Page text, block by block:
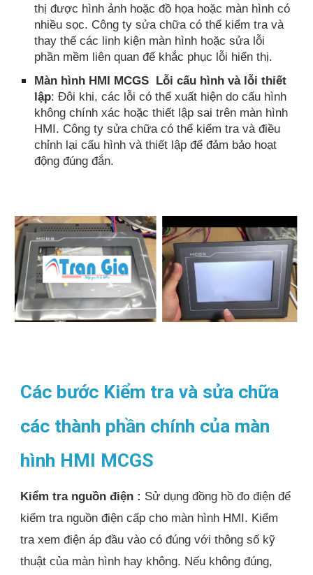
thị được hình ảnh hoặc đồ họa hoặc màn hình có
nhiều sọc. Công ty sửa chữa có thể kiểm tra và
thay thế các linh kiện màn hình hoặc sửa lỗi
phần mềm liên quan để khắc phục lỗi hiển thị.
Màn hình HMI MCGS Lỗi cấu hình và lỗi thiết
lập: Đôi khi, các lỗi có thể xuất hiện do cấu hình
không chính xác hoặc thiết lập sai trên màn hình
HMI. Công ty sửa chữa có thể kiểm tra và điều
chỉnh lại cấu hình và thiết lập để đảm bảo hoạt
động đúng đắn.
Các bước Kiểm tra và sửa chữa
các thành phần chính của màn
hình HMI MCGS
Kiểm tra nguồn điện : Sử dụng đồng hồ đo điện để
kiểm tra nguồn điện cấp cho màn hình HMI. Kiểm
tra xem điện áp đầu vào có đúng với thông số kỹ
thuật của màn hình hay không. Nếu không đúng,